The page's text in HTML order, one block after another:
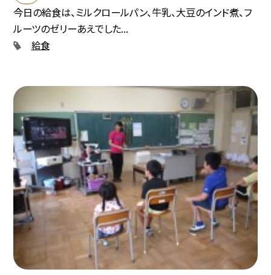
今日の給食は、ミルクロールパン、牛乳、大豆のインド煮、フ
ルーツのゼリーあえでした...
給食